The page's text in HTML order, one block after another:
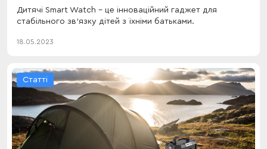
Дитячі Smart Watch – це інноваційний гаджет для
стабільного зв'язку дітей з їхніми батьками.
18.05.2023
Статті